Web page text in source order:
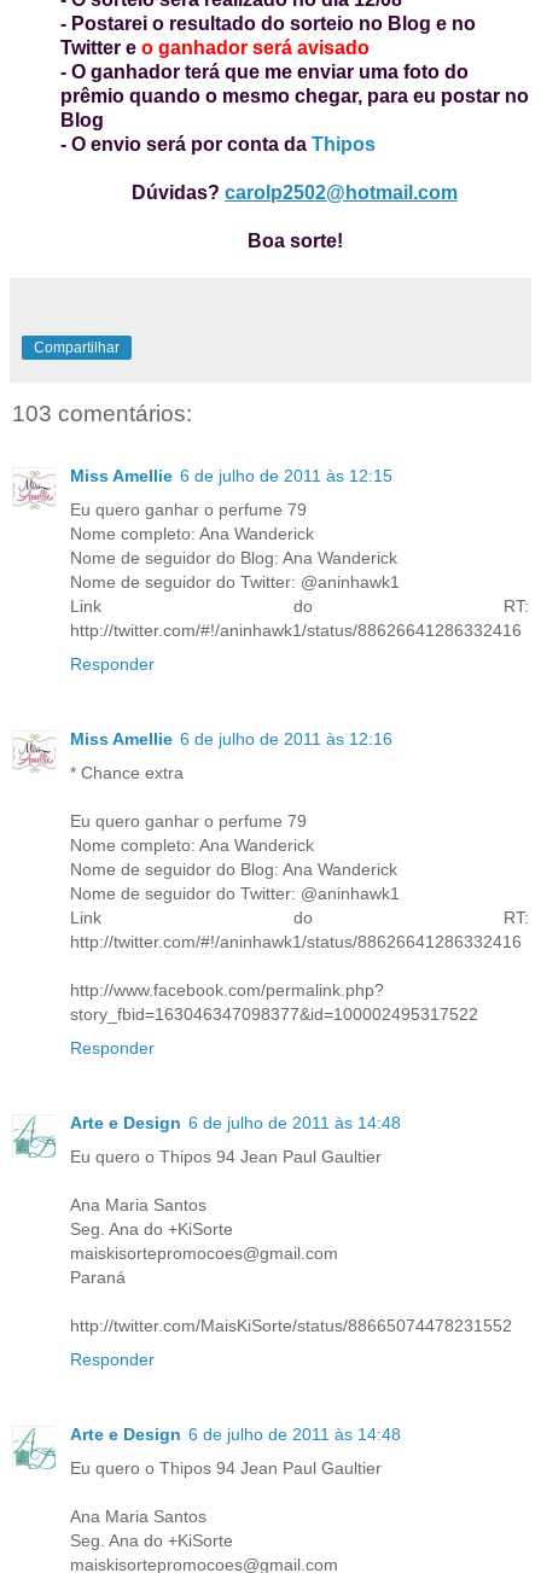
- Postarei o resultado do sorteio no Blog e no
Twitter e o ganhador será avisado
- O ganhador terá que me enviar uma foto do
prêmio quando o mesmo chegar, para eu postar no
Blog
- O envio será por conta da Thipos
Dúvidas? carolp2502@hotmail.com
Boa sorte!
Compartilhar
103 comentários:
Miss Amellie 6 de julho de 2011 às 12:15
Eu quero ganhar o perfume 79
Nome completo: Ana Wanderick
Nome de seguidor do Blog: Ana Wanderick
Nome de seguidor do Twitter: @aninhawk1
Link do RT:
http://twitter.com/#!/aninhawk1/status/88626641286332416
Responder
Miss Amellie 6 de julho de 2011 às 12:16
* Chance extra
Eu quero ganhar o perfume 79
Nome completo: Ana Wanderick
Nome de seguidor do Blog: Ana Wanderick
Nome de seguidor do Twitter: @aninhawk1
Link do RT:
http://twitter.com/#!/aninhawk1/status/88626641286332416
http://www.facebook.com/permalink.php?
story_fbid=163046347098377&id=100002495317522
Responder
Arte e Design 6 de julho de 2011 às 14:48
Eu quero o Thipos 94 Jean Paul Gaultier
Ana Maria Santos
Seg. Ana do +KiSorte
maiskisortepromocoes@gmail.com
Paraná
http://twitter.com/MaisKiSorte/status/88665074478231552
Responder
Arte e Design 6 de julho de 2011 às 14:48
Eu quero o Thipos 94 Jean Paul Gaultier
Ana Maria Santos
Seg. Ana do +KiSorte
maiskisortepromocoes@gmail.com